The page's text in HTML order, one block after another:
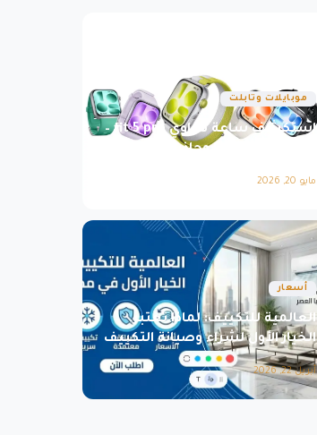
موبايلات وتابلت
استكشف ساعة هواوي fit 5 pro –
أناقة التكنولوجيا وجاذبية الأداء
مايو 20, 2026
أسعار
العالمية للتكييف: لماذا تعتبر
الخيار الأول لشراء وصيانة التكييف
في مصر؟
أبريل 22, 2026